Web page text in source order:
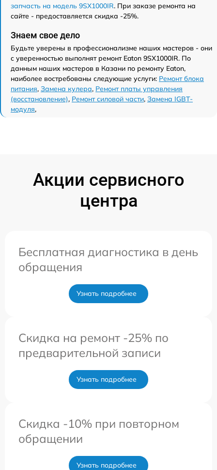
запчасть на модель 9SX1000IR. При заказе ремонта на
сайте - предоставляется скидка -25%.
Знаем свое дело
Будьте уверены в профессионализме наших мастеров - они
с уверенностью выполнят ремонт Eaton 9SX1000IR. По
данным наших мастеров в Казани по ремонту Eaton,
наиболее востребованы следующие услуги: Ремонт блока
питания, Замена кулера, Ремонт платы управления
(восстановление), Ремонт силовой части, Замена IGBT-
модуля,
Акции сервисного
центра
Бесплатная диагностика в день
обращения
Узнать подробнее
Скидка на ремонт -25% по
предварительной записи
Узнать подробнее
Скидка -10% при повторном
обращении
Узнать подробнее